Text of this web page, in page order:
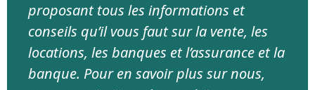
proposant tous les informations et
conseils qu’il vous faut sur la vente, les
locations, les banques et l’assurance et la
banque. Pour en savoir plus sur nous,